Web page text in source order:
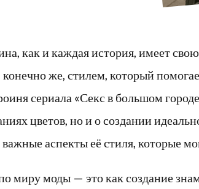
как и каждая история, имеет
же, стилем, который
сериала «Секс в большом
цветов, но и о создании
аспекты её стиля, которые
миру моды — это как создание